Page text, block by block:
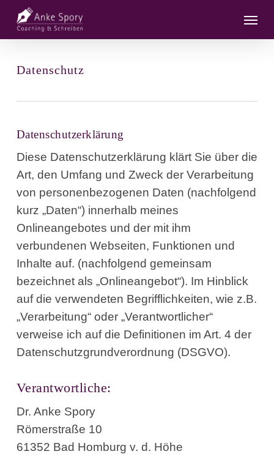
Menu
Datenschutz
Datenschutzerklärung
Diese Datenschutzerklärung klärt Sie über die
Art, den Umfang und Zweck der Verarbeitung
von personenbezogenen Daten (nachfolgend
kurz „Daten“) innerhalb meines
Onlineangebotes und der mit ihm
verbundenen Webseiten, Funktionen und
Inhalte auf. (nachfolgend gemeinsam
bezeichnet als „Onlineangebot“). Im Hinblick
auf die verwendeten Begrifflichkeiten, wie z.B.
„Verarbeitung“ oder „Verantwortlicher“
verweise ich auf die Definitionen im Art. 4 der
Datenschutzgrundverordnung (DSGVO).
Verantwortliche:
Dr. Anke Spory
Römerstraße 10
61352 Bad Homburg v. d. Höhe